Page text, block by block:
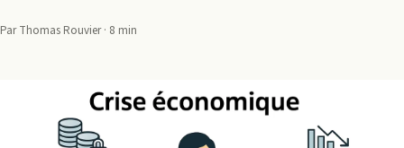
Par Thomas Rouvier · 8 min